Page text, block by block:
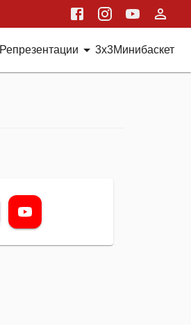
Репрезентации 3x3Минибаскет